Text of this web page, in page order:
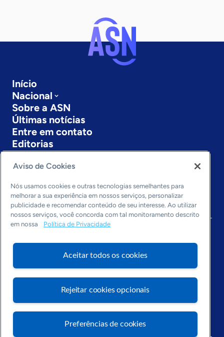
Início
Nacional
Sobre a ASN
Últimas notícias
Entre em contato
Editorias
Economia & Política
Cultura empreendedora
Dados
Arquivo
Visite o Portal Sebrae
Aviso de Cookies
Nós usamos cookies e outras tecnologias semelhantes para
melhorar a sua experiência em nossos serviços, personalizar
publicidade e recomendar conteúdo de seu interesse. Ao utilizar
nossos serviços, você concorda com tal monitoramento descrito
em nossa
Política de Privacidade
Aceitar todos os cookies
Rejeitar cookies opcionais
Preferências de cookies